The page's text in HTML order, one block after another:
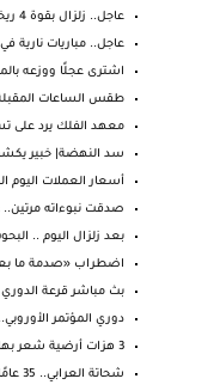
عاجل.. زلزال بقوة 4 ريختر يضرب بورسعيد ويشعر به سك...
عاجل.. مباريات نارية في دور الـ16 من
اشترى عجلًا ووزعه بالمجان..
طقس الساعات
معهد الفلك يرد على
سد النهضة| خبير يكشف
أسعار العملات اليوم الجمعة 24-2-2023 فى
صدقت نبوءاته مرتين..
بعد زلزال اليوم ..
اضطراب «صدمة ما بعد
بث مباشر قرعة الدوري
دوري المؤتمر الأوروبي.. بازل (2) -
3 هزات أرضية شعر بها السكان في مصر.. آخرها بقوة 4....
شحاتة العرابي.. 35 عامًا من الإبداع في إذاعة القرآ...